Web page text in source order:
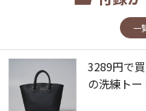
一
3289円で
の洗練トー